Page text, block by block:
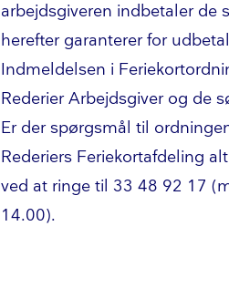
arbejdsgiveren indbetaler de
herefter garanterer for
Indmeldelsen i
Rederier Arbejdsgiver og de
Er der spørgsmål til
Rederiers Fe­rie­kortaf­de­ling
ved at ringe til 33 48 92 17
14.00).